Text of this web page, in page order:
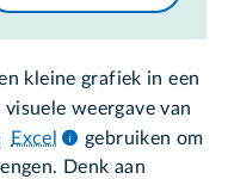
kleine grafiek in een
weergave van
Excel
gebruiken om
Denk aan